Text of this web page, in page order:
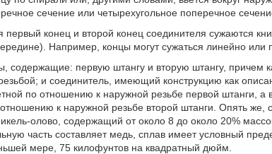
сечение или четырехугольное поперечное
конец и второй конец соединителя сужаются
Например, концы могут сужаться линейно или
содержащие: первую штангу и вторую штангу, причем
и соединитель, имеющий конструкцию как
по отношению к наружной резьбе первой штанги, а
к наружной резьбе второй штанги. Опять же,
олово, содержащий от около 8 до около 20%
часть составляет медь, сплав имеет условный
мере, 75 килофунтов на квадратный дюйм.